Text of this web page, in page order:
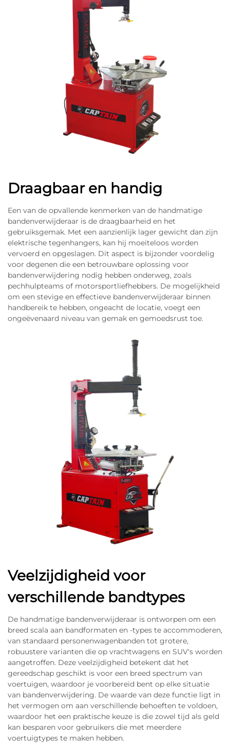
Draagbaar en handig
Een van de opvallende kenmerken van de handmatige
bandenverwijderaar is de draagbaarheid en het
gebruiksgemak. Met een aanzienlijk lager gewicht dan zijn
elektrische tegenhangers, kan hij moeiteloos worden
vervoerd en opgeslagen. Dit aspect is bijzonder voordelig
voor degenen die een betrouwbare oplossing voor
bandenverwijdering nodig hebben onderweg, zoals
pechhulpteams of motorsportliefhebbers. De mogelijkheid
om een stevige en effectieve bandenverwijderaar binnen
handbereik te hebben, ongeacht de locatie, voegt een
ongeëvenaard niveau van gemak en gemoedsrust toe.
Veelzijdigheid voor
verschillende bandtypes
De handmatige bandenverwijderaar is ontworpen om een
breed scala aan bandformaten en -types te accommoderen,
van standaard personenwagenbanden tot grotere,
robuustere varianten die op vrachtwagens en SUV's worden
aangetroffen. Deze veelzijdigheid betekent dat het
gereedschap geschikt is voor een breed spectrum van
voertuigen, waardoor je voorbereid bent op elke situatie
van bandenverwijdering. De waarde van deze functie ligt in
het vermogen om aan verschillende behoeften te voldoen,
waardoor het een praktische keuze is die zowel tijd als geld
kan besparen voor gebruikers die met meerdere
voertuigtypes te maken hebben.